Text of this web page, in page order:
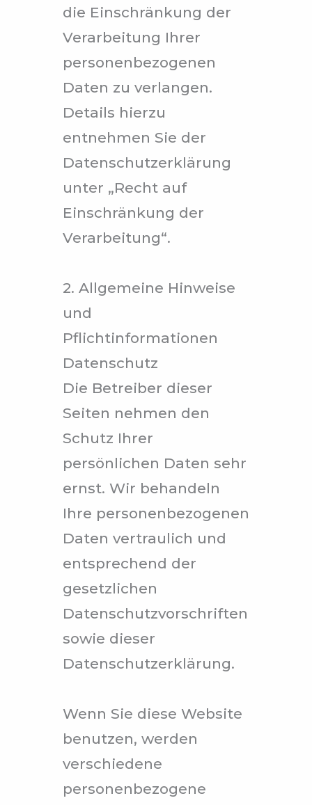
die Einschränkung der
Verarbeitung Ihrer
personenbezogenen
Daten zu verlangen.
Details hierzu
entnehmen Sie der
Datenschutzerklärung
unter „Recht auf
Einschränkung der
Verarbeitung“.
2. Allgemeine Hinweise
und
Pflichtinformationen
Datenschutz
Die Betreiber dieser
Seiten nehmen den
Schutz Ihrer
persönlichen Daten sehr
ernst. Wir behandeln
Ihre personenbezogenen
Daten vertraulich und
entsprechend der
gesetzlichen
Datenschutzvorschriften
sowie dieser
Datenschutzerklärung.
Wenn Sie diese Website
benutzen, werden
verschiedene
personenbezogene